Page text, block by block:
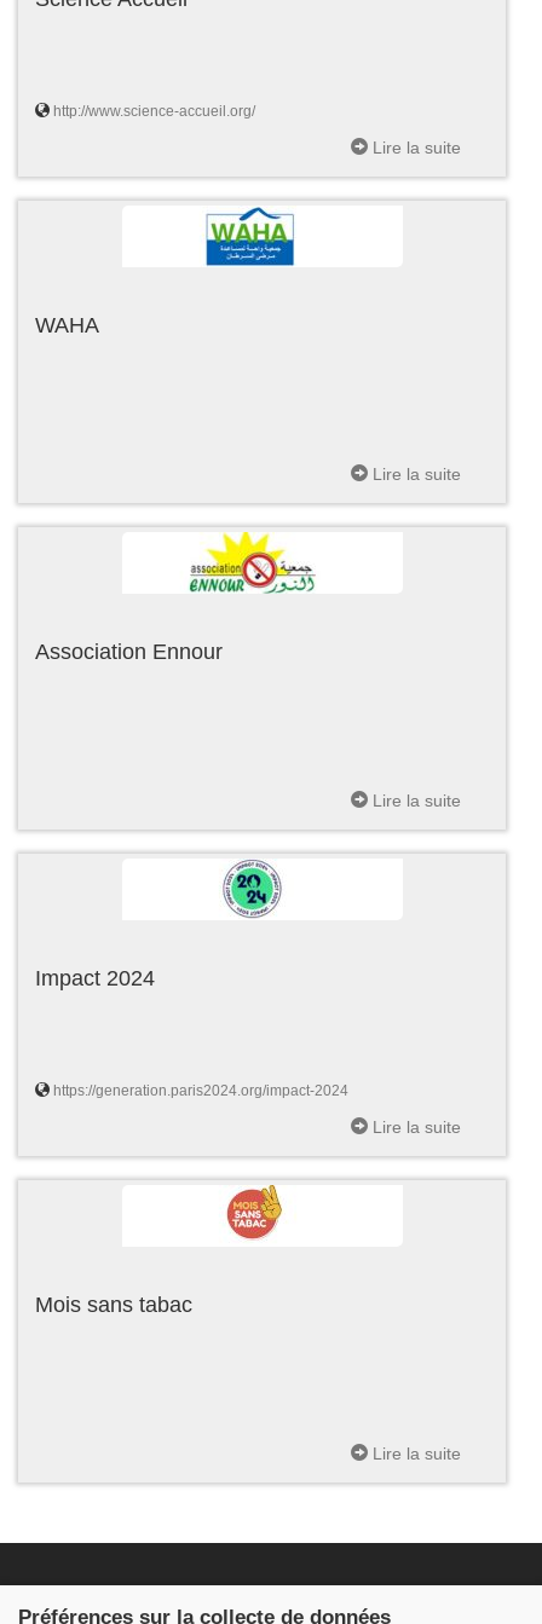
http://www.science-accueil.org/
Lire la suite
WAHA
Lire la suite
Association Ennour
Lire la suite
Impact 2024
https://generation.paris2024.org/impact-2024
Lire la suite
Mois sans tabac
Lire la suite
Préférences sur la collecte de données